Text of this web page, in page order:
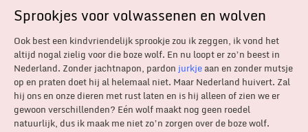
Sprookjes voor volwassenen en wolven
Ook best een kindvriendelijk sprookje zou ik zeggen, ik vond het
altijd nogal zielig voor die boze wolf. En nu loopt er zo’n beest in
Nederland. Zonder jachtnapon, pardon jurkjeaan en zonder mutsje
op en praten doet hij al helemaal niet. Maar Nederland huivert. Zal
hij ons en onze dieren met rust laten en is hij alleen of zien we er
gewoon verschillenden? Eén wolf maakt nog geen roedel
natuurlijk, dus ik maak me niet zo’n zorgen over de boze wolf.